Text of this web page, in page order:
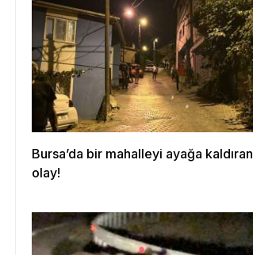
Bursa’da bir mahalleyi ayağa kaldıran
olay!